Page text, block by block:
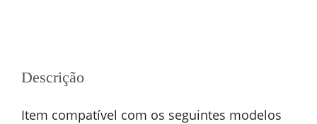
Descrição
Item compatível com os seguintes modelos